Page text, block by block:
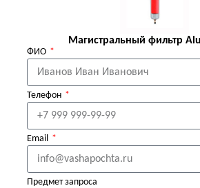
Магистральный фильтр
ФИО
Телефон
Email
Предмет запроса